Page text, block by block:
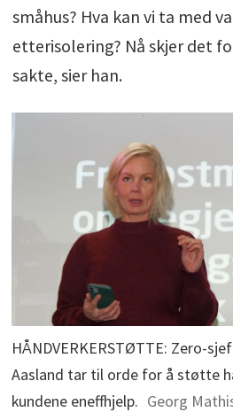
småhus? Hva kan vi ta med
etterisolering? Nå skjer det
sakte, sier han.
HÅNDVERKERSTØTTE: Zero-
Aasland tar til orde for å støtte
kundene eneffhjelp. Georg